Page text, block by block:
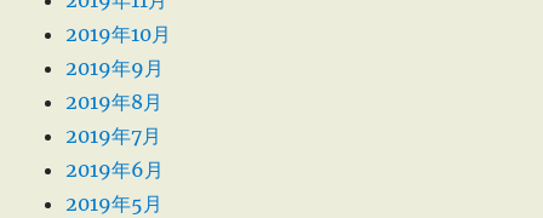
2019年10月
2019年9月
2019年8月
2019年7月
2019年6月
2019年5月